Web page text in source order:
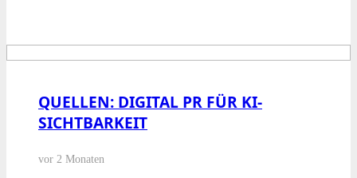
QUELLEN: DIGITAL PR FÜR KI-
SICHTBARKEIT
vor 2 Monaten